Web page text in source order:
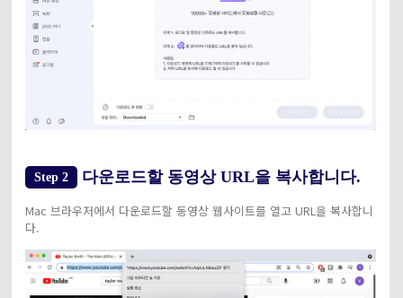
Step 2 다운로드할 동영상 URL을 복사합니다.
Mac 브라우저에서 다운로드할 동영상 웹사이트를 열고 URL을 복사합니
다.